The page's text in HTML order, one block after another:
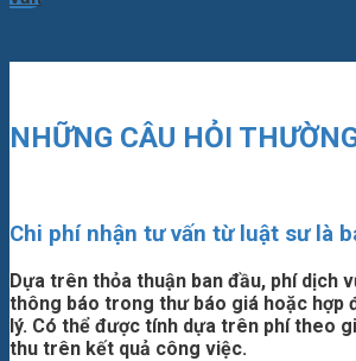
NHỮNG CÂU HỎI
Chi phí nhận tư vấn từ luật sư là
Dựa trên thỏa thuận ban đầu, phí dịch
thông báo trong thư báo giá hoặc hợp
lý. Có thể được tính dựa trên phí theo
thu trên kết quả công việc.